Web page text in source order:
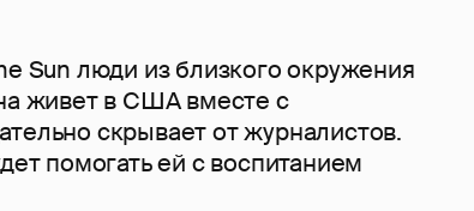
Sun люди из близкого окружения
живет в США вместе с
скрывает от журналистов.
помогать ей с воспитанием